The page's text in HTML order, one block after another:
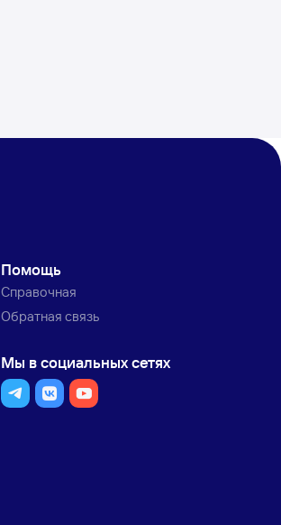
Помощь
Справочная
Обратная связь
Мы в социальных сетях